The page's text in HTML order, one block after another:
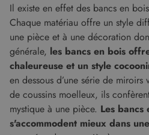
Il existe en effet des bancs en
Chaque matériau offre un style
une pièce et à une décoration
générale, les bancs en bois
chaleureuse et un style
en dessous d’une série de miroirs
de coussins moelleux, ils
mystique à une pièce. Les bancs
s'accommodent mieux dans